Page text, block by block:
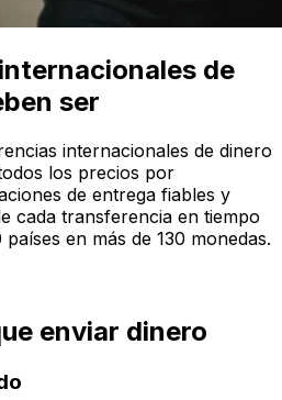
de
ser
internacionales de dinero
los precios por
de entrega fiables y
cada transferencia en tiempo
en más de 130 monedas.
enviar dinero